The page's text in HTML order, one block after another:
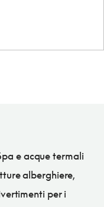
e acque termali
alberghiere,
per i